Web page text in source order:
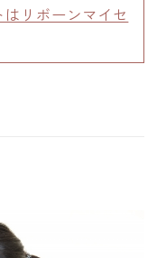
リボーンマイセ